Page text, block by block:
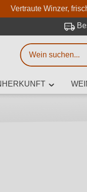
Vertraute Winzer,
3 Zeichen
Beschreiben Sie,